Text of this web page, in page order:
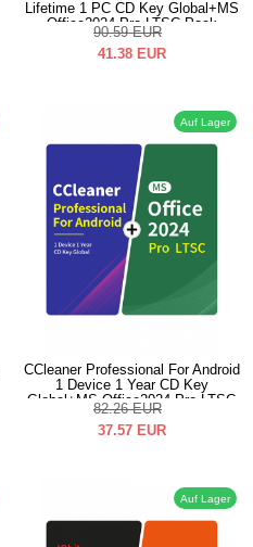
Lifetime 1 PC CD Key Global+MS
Office2024 Pro LTSC Pack
90.59 EUR
41.38 EUR
Auf Lager
CCleaner Professional For Android
1 Device 1 Year CD Key
Global+MS Office2024 Pro LTSC
Pack
82.26 EUR
37.57 EUR
Auf Lager